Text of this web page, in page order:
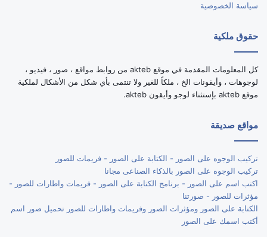
سياسة الخصوصية
حقوق ملكية
كل المعلومات المقدمة في موقع akteb من روابط مواقع ، صور ، فيديو ،
لوجوهات ، وأيقونات الخ ، ملكاً للغير ولا تنتمى بأي شكل من الأشكال لملكية
موقع akteb بإستثناء لوجو وأيقون akteb.
مواقع صديقة
تركيب الوجوه على الصور - الكتابة على الصور - فريمات للصور
تركيب الوجوه على الصور بالذكاء الصناعى مجانا
اكتب اسم على الصور - برنامج الكتابة على الصور - فريمات واطارات للصور -
مؤثرات للصور - صورتنا
الكتابة على الصور ومؤثرات الصور وفريمات واطارات للصور تحميل صور اسم
أكتب اسمك على الصور